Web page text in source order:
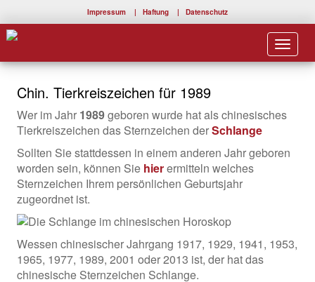
Impressum | Haftung | Datenschutz
Toggle
Chin. Tierkreiszeichen für 1989
Wer im Jahr 1989geboren wurde hat als chinesisches
Tierkreiszeichen das Sternzeichen derSchlange
Sollten Sie stattdessen in einem anderen Jahr geboren
worden sein, können Sie hierermitteln welches
Sternzeichen Ihrem persönlichen Geburtsjahr
zugeordnet ist.
Wessen chinesischer Jahrgang 1917, 1929, 1941, 1953,
1965, 1977, 1989, 2001 oder 2013 ist, der hat das
chinesische Sternzeichen Schlange.